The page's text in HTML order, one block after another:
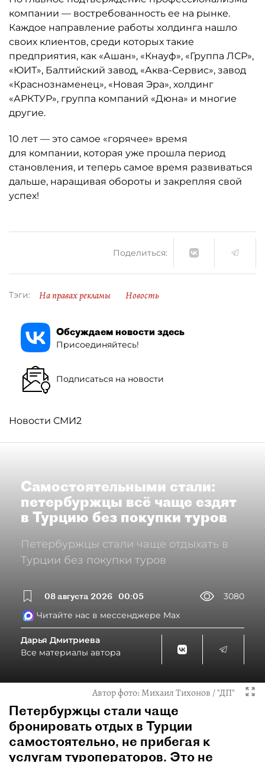
компании — востребованность ее на рынке.
Каждое направление работы холдинга нашло
своих клиентов, среди которых такие
предприятия, как «Ашан», «Кнауф», «Группа ЛСР»,
«ЮИТ», Балтийский завод, «Аква-Сервис», завод
«Краснознаменец», «Новая Эра», холдинг
«АРКТУР», группа компаний «Дюна» и многие
другие.
10 лет — это самое «горячее» время
для компании, которая уже прошла период
становления, и теперь самое время развиваться
дальше, наращивая обороты и закрепляя свой
успех!
Поделиться:
Тэги: На правах рекламы Новость
Обсуждаем новости здесь
Присоединяйтесь!
Подписаться на новости
Новости СМИ2
Самостоятельными стали:
петербуржцы всё чаще ездят
в Турцию без покупки туров
Петербуржцы стали чаще отдыхать в
Турции без покупки туров
08 августа 2026 00:05
3080
Читайте нас в мессенджере Max
Дарья Дмитриева
Все материалы автора
Автор фото:Михаил Тихонов / "ДП"
Петербуржцы стали чаще
бронировать отдых в Турции
самостоятельно, не прибегая к
услугам туроператоров. Это не